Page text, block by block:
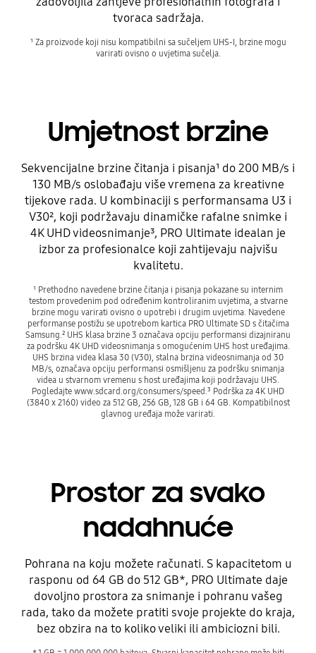
tvoraca sadržaja.
¹ Za proizvode koji nisu kompatibilni sa sučeljem UHS-I, brzine mogu
varirati ovisno o uvjetima sučelja.
Umjetnost brzine
Sekvencijalne brzine čitanja i pisanja¹ do 200 MB/s i
130 MB/s oslobađaju više vremena za kreativne
tijekove rada. U kombinaciji s performansama U3 i
V30², koji podržavaju dinamičke rafalne snimke i
4K UHD videosnimanje³, PRO Ultimate idealan je
izbor za profesionalce koji zahtijevaju najvišu
kvalitetu.
¹ Prethodno navedene brzine čitanja i pisanja pokazane su internim
testom provedenim pod određenim kontroliranim uvjetima, a stvarne
brzine mogu varirati ovisno o upotrebi i drugim uvjetima. Navedene
performanse postižu se upotrebom kartica PRO Ultimate SD s čitačima
Samsung.² UHS klasa brzine 3 označava opciju performansi dizajniranu
za podršku 4K UHD videosnimanja s omogućenim UHS host uređajima.
UHS brzina videa klasa 30 (V30), stalna brzina videosnimanja od 30
MB/s, označava opciju performansi osmišljenu za podršku snimanja
videa u stvarnom vremenu s host uređajima koji podržavaju UHS.
Pogledajte www.sdcard.org/consumers/speed.³ Podrška za 4K UHD
(3840 x 2160) video za 512 GB, 256 GB, 128 GB i 64 GB. Kompatibilnost
glavnog uređaja može varirati.
Prostor za svako
nadahnuće
Pohrana na koju možete računati. S kapacitetom u
rasponu od 64 GB do 512 GB*, PRO Ultimate daje
dovoljno prostora za snimanje i pohranu vašeg
rada, tako da možete pratiti svoje projekte do kraja,
bez obzira na to koliko veliki ili ambiciozni bili.